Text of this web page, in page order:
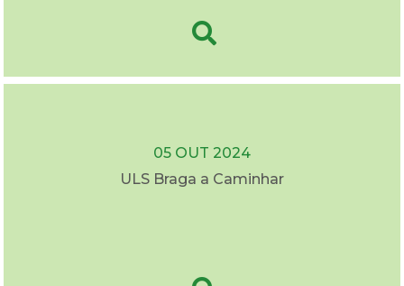
05 OUT 2024
ULS Braga a Caminhar